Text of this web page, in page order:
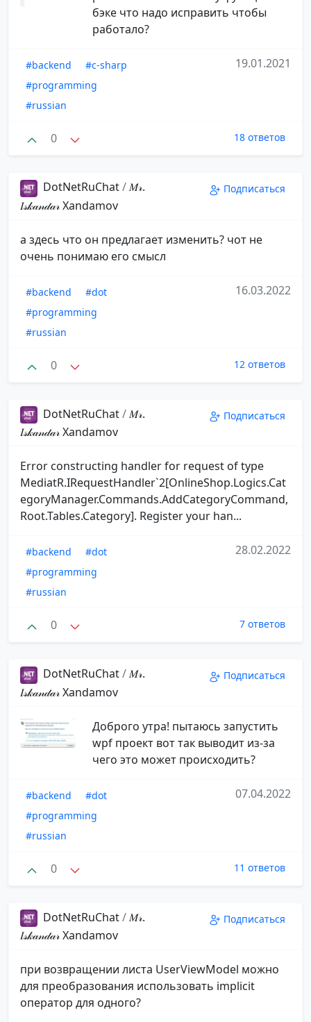
бэке что надо исправить чтобы
работало?
#backend
#c-sharp
#programming
#russian
19.01.2021
0 18 ответов
DotNetRuChat/𝑀𝓇.
𝐼𝓈𝓀𝒶𝓃𝒹𝒶𝓇️ ️Xandamov
Подписаться
а здесь что он предлагает изменить? чот не
очень понимаю его смысл
#backend
#dot
#programming
#russian
16.03.2022
0 12 ответов
DotNetRuChat/𝑀𝓇.
𝐼𝓈𝓀𝒶𝓃𝒹𝒶𝓇️ ️Xandamov
Подписаться
Error constructing handler for request of type
MediatR.IRequestHandler`2[OnlineShop.Logics.Cat
egoryManager.Commands.AddCategoryCommand,
Root.Tables.Category]. Register your han...
#backend
#dot
#programming
#russian
28.02.2022
0 7 ответов
DotNetRuChat/𝑀𝓇.
𝐼𝓈𝓀𝒶𝓃𝒹𝒶𝓇️ ️Xandamov
Подписаться
Доброго утра! пытаюсь запустить
wpf проект вот так выводит из-за
чего это может происходить?
#backend
#dot
#programming
#russian
07.04.2022
0 11 ответов
DotNetRuChat/𝑀𝓇.
𝐼𝓈𝓀𝒶𝓃𝒹𝒶𝓇️ ️Xandamov
Подписаться
при возвращении листа UserViewModel можно
для преобразования использовать implicit
оператор для одного?